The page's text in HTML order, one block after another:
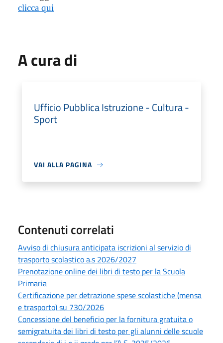
clicca qui
A cura di
Ufficio Pubblica Istruzione - Cultura -
Sport
VAI ALLA PAGINA
Contenuti correlati
Avviso di chiusura anticipata iscrizioni al servizio di
trasporto scolastico a.s 2026/2027
Prenotazione online dei libri di testo per la Scuola
Primaria
Certificazione per detrazione spese scolastiche (mensa
e trasporto) su 730/2026
Concessione del beneficio per la fornitura gratuita o
semigratuita dei libri di testo per gli alunni delle scuole